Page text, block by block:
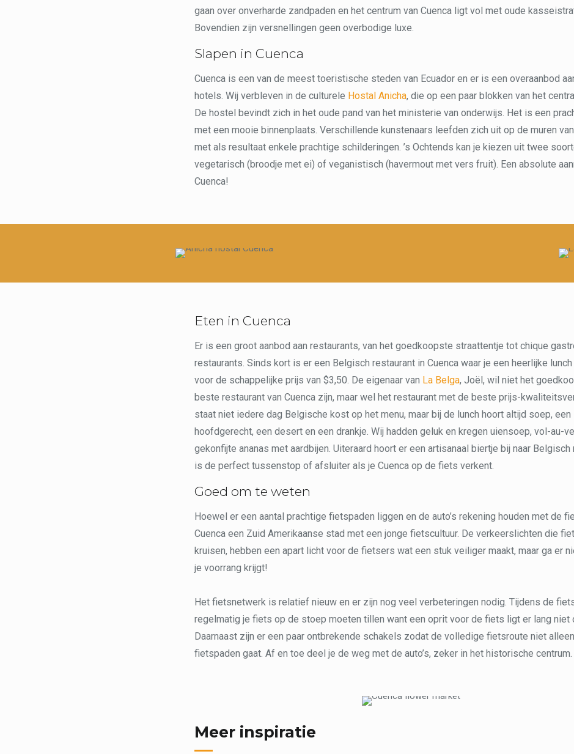
gaan over onverharde zandpaden en het centrum van Cuenca ligt vol met oude
Bovendien zijn versnellingen geen overbodige luxe.
Slapen in Cuenca
Cuenca is een van de meest toeristische steden van Ecuador en er is een overaanbod
hotels. Wij verbleven in de culturele Hostal Anicha, die op een paar blokken van het
De hostel bevindt zich in het oude pand van het ministerie van onderwijs. Het is een
met een mooie binnenplaats. Verschillende kunstenaars leefden zich uit op de muren
met als resultaat enkele prachtige schilderingen. ’s Ochtends kan je kiezen uit twee
vegetarisch (broodje met ei) of veganistisch (havermout met vers fruit). Een absolute
Cuenca!
Eten in Cuenca
Er is een groot aanbod aan restaurants, van het goedkoopste straattentje tot chique
restaurants. Sinds kort is er een Belgisch restaurant in Cuenca waar je een heerlijke lunch
voor de schappelijke prijs van $3,50. De eigenaar van La Belga, Joël, wil niet het
beste restaurant van Cuenca zijn, maar wel het restaurant met de beste prijs-
staat niet iedere dag Belgische kost op het menu, maar bij de lunch hoort altijd soep, een
hoofdgerecht, een desert en een drankje. Wij hadden geluk en kregen uiensoep, vol-au-
gekonfijte ananas met aardbijen. Uiteraard hoort er een artisanaal biertje bij naar Belgisch
is de perfect tussenstop of afsluiter als je Cuenca op de fiets verkent.
Goed om te weten
Hoewel er een aantal prachtige fietspaden liggen en de auto’s rekening houden met de
Cuenca een Zuid Amerikaanse stad met een jonge fietscultuur. De verkeerslichten die
kruisen, hebben een apart licht voor de fietsers wat een stuk veiliger maakt, maar ga er
je voorrang krijgt!
Het fietsnetwerk is relatief nieuw en er zijn nog veel verbeteringen nodig. Tijdens de
regelmatig je fiets op de stoep moeten tillen want een oprit voor de fiets ligt er lang niet
Daarnaast zijn er een paar ontbrekende schakels zodat de volledige fietsroute niet
fietspaden gaat. Af en toe deel je de weg met de auto’s, zeker in het historische centrum.
Meer inspiratie